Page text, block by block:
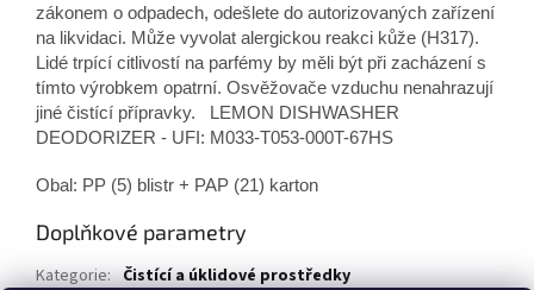
zákonem o odpadech, odešlete do autorizovaných zařízení
na likvidaci. Může vyvolat alergickou reakci kůže (H317).
Lidé trpící citlivostí na parfémy by měli být při zacházení s
tímto výrobkem opatrní. Osvěžovače vzduchu nenahrazují
jiné čistící přípravky. LEMON DISHWASHER
DEODORIZER - UFI: M033-T053-000T-67HS
Obal: PP (5) blistr + PAP (21) karton
Doplňkové parametry
Kategorie: Čistící a úklidové prostředky